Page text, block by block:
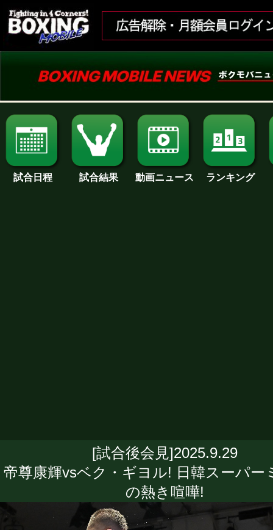
試合日程 試合結果 動画ニュース ランキング
[試合後会見]2025.9.29
帝尊康輝vsベク・ギヨル! 日韓スーパー
の熱き喧嘩!